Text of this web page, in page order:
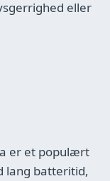
eller
er et populært
lang batteritid,